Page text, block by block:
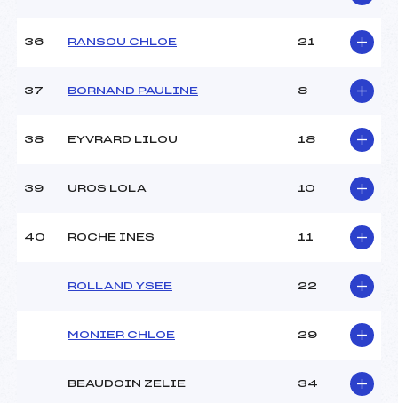
36 RANSOU CHLOE 21
37 BORNAND PAULINE 8
38 EYVRARD LILOU 18
39 UROS LOLA 10
40 ROCHE INES 11
ROLLAND YSEE 22
MONIER CHLOE 29
BEAUDOIN ZELIE 34